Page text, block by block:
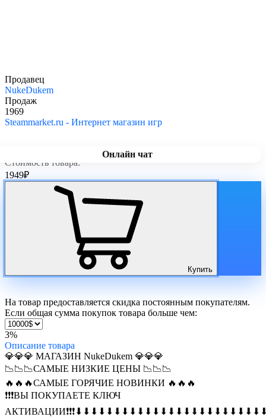
Онлайн чат
Продавец
NukeDukem
Продаж
1969
Steammarket.ru - Интернет магазин игр
Стоимость товара:
1949₽
Купить
На товар предоставляется скидка постоянным покупателям.
Если общая сумма покупок товара больше чем:
3%
Описание товара
💎💎💎 МАГАЗИН NukeDukem 💎💎💎
📉📉📉САМЫЕ НИЗКИЕ ЦЕНЫ 📉📉📉
🔥🔥🔥САМЫЕ ГОРЯЧИЕ НОВИНКИ 🔥🔥🔥
❗❗❗ВЫ ПОКУПАЕТЕ КЛЮЧ
АКТИВАЦИИ❗❗❗